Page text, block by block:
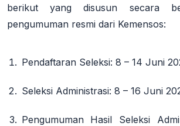
berikut yang disusun secara
pengumuman resmi dari Kemensos:
Pendaftaran Seleksi: 8 – 14 Juni
Seleksi Administrasi: 8 – 16 Juni
Pengumuman Hasil Seleksi